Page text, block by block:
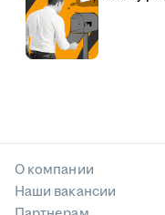
О компании
Наши вакансии